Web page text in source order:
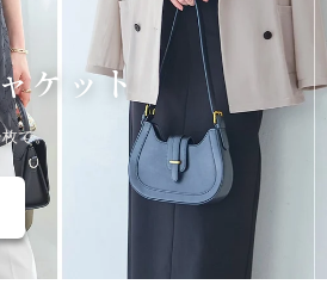
ジミ・ 暑さ対策
ジミが目立ちにくい生地と、風が通るかたち
商品一覧を見る ＞